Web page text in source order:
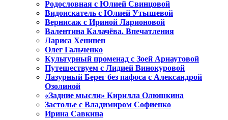
Родословная с Юлией Свинцовой
Видоискатель с Юлией Утышевой
Вернисаж с Ириной Ларионовой
Валентина Калачёва. Впечатления
Лариса Хенинен
Олег Гальченко
Культурный променад с Зоей Арнаутовой
Путешествуем с Лидией Винокуровой
Лазурный Берег без пафоса с Александрой
Озолиной
«Задние мысли» Кирилла Олюшкина
Застолье с Владимиром Софиенко
Ирина Савкина